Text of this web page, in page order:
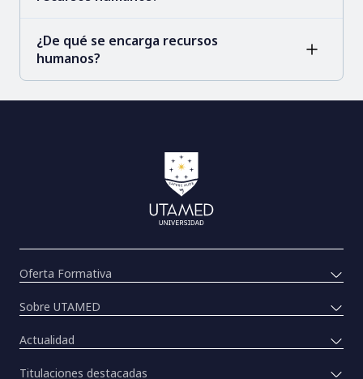
¿De qué se encarga recursos
humanos?
Oferta Formativa
Sobre UTAMED
Actualidad
Titulaciones destacadas